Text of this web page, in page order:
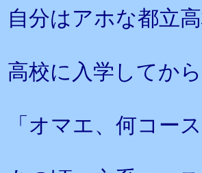
自分はアホな都立
高校に入学してか
「オマエ、何コー